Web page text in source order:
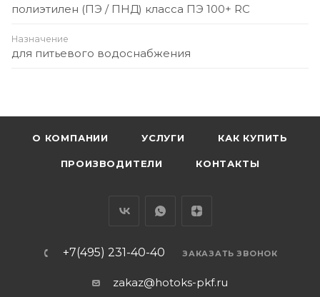
полиэтилен (ПЭ / ПНД) класса ПЭ 100+ RC
Назначение
для питьевого водоснабжения
О КОМПАНИИ УСЛУГИ КАК КУПИТЬ
ПРОИЗВОДИТЕЛИ КОНТАКТЫ
+7(495) 231-40-40 ЗАКАЗАТЬ ЗВОНОК
zakaz@hotoks-pkf.ru